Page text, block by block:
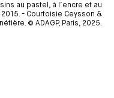
au pastel, à l’encre et au
- Courtoisie Ceysson &
© ADAGP, Paris, 2025.